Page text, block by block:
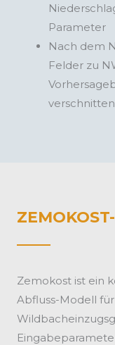
Parameter
Nach dem
Felder zu
verschnitten
Zemokost ist ein
Abfluss-Modell